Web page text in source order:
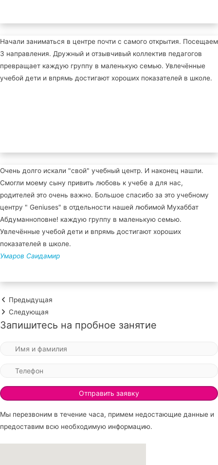
Начали заниматься в центре почти с самого открытия. Посещаем
3 направления. Дружный и отзывчивый коллектив педагогов
превращает каждую группу в маленькую семью. Увлечённые
учебой дети и впрямь достигают хороших показателей в школе.
Очень долго искали "свой" учебный центр. И наконец нашли.
Смогли моему сыну привить любовь к учебе а для нас,
родителей это очень важно. Большое спасибо за это учебному
центру " Geniuses" в отдельности нашей любимой Мухаббат
Абдуманноповне! каждую группу в маленькую семью.
Увлечённые учебой дети и впрямь достигают хороших
показателей в школе.
Умаров Саидамир
Предыдущая
Следующая
Запишитесь на пробное занятие
Мы перезвоним в течение часа, примем недостающие данные и
предоставим всю необходимую информацию.